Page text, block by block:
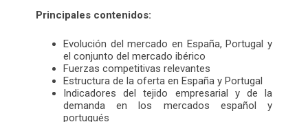
Principales contenidos:
Evolución del mercado en España, Portugal y
el conjunto del mercado ibérico
Fuerzas competitivas relevantes
Estructura de la oferta en España y Portugal
Indicadores del tejido empresarial y de la
demanda en los mercados español y
portugués